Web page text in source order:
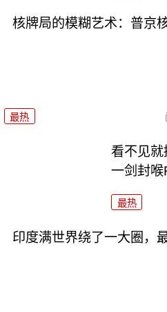
核牌局的模糊艺术：普京
最热
看不见
一剑封喉
最热
印度满世界绕了一大圈，